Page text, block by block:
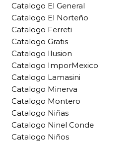
Catalogo El General
Catalogo El Norteño
Catalogo Ferreti
Catalogo Gratis
Catalogo Ilusion
Catalogo ImporMexico
Catalogo Lamasini
Catalogo Minerva
Catalogo Montero
Catalogo Niñas
Catalogo Ninel Conde
Catalogo Niños